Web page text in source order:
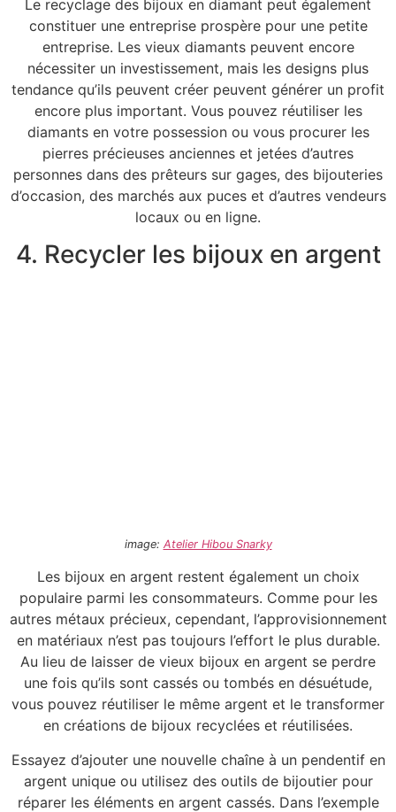
Le recyclage des bijoux en diamant peut également
constituer une entreprise prospère pour une petite
entreprise. Les vieux diamants peuvent encore
nécessiter un investissement, mais les designs plus
tendance qu’ils peuvent créer peuvent générer un profit
encore plus important. Vous pouvez réutiliser les
diamants en votre possession ou vous procurer les
pierres précieuses anciennes et jetées d’autres
personnes dans des prêteurs sur gages, des bijouteries
d’occasion, des marchés aux puces et d’autres vendeurs
locaux ou en ligne.
4. Recycler les bijoux en argent
image: Atelier Hibou Snarky
Les bijoux en argent restent également un choix
populaire parmi les consommateurs. Comme pour les
autres métaux précieux, cependant, l’approvisionnement
en matériaux n’est pas toujours l’effort le plus durable.
Au lieu de laisser de vieux bijoux en argent se perdre
une fois qu’ils sont cassés ou tombés en désuétude,
vous pouvez réutiliser le même argent et le transformer
en créations de bijoux recyclées et réutilisées.
Essayez d’ajouter une nouvelle chaîne à un pendentif en
argent unique ou utilisez des outils de bijoutier pour
réparer les éléments en argent cassés. Dans l’exemple